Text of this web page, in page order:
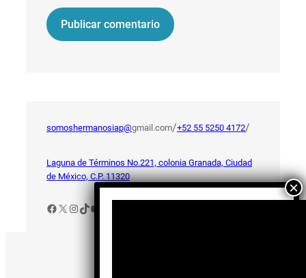
somoshermanosiap@gmail.com/+52 55 5250 4172/
Laguna de Términos No.221, colonia Granada, Ciudad
de México, C.P. 11320
Facebook
X Instagram
TikTok
YouTube